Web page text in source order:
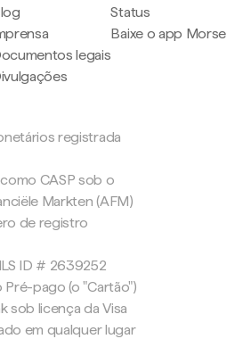
legais
Status
Baixe o app Morse
registrada
CASP sob o
Markten (AFM)
de registro
ID # 2639252
pago (o "Cartão")
sob licença da Visa
em qualquer lugar